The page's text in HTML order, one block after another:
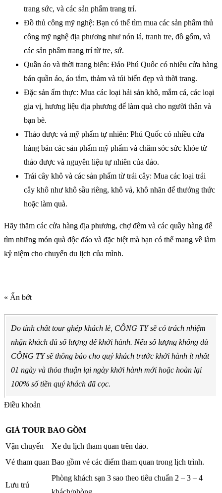
trang sức, và các sản phẩm trang trí.
Đồ thủ công mỹ nghệ: Bạn có thể tìm mua các sản phẩm thủ
công mỹ nghệ địa phương như nón lá, tranh tre, đồ gốm, và
các sản phẩm trang trí từ tre, sứ.
Quần áo và thời trang biển: Đảo Phú Quốc có nhiều cửa hàng
bán quần áo, áo tắm, thảm và túi biển đẹp và thời trang.
Đặc sản ẩm thực: Mua các loại hải sản khô, mắm cá, các loại
gia vị, hương liệu địa phương để làm quà cho người thân và
bạn bè.
Thảo dược và mỹ phẩm tự nhiên: Phú Quốc có nhiều cửa
hàng bán các sản phẩm mỹ phẩm và chăm sóc sức khỏe từ
thảo dược và nguyên liệu tự nhiên của đảo.
Trái cây khô và các sản phẩm từ trái cây: Mua các loại trái
cây khô như khô sầu riêng, khô vả, khô nhãn để thưởng thức
hoặc làm quà.
Hãy thăm các cửa hàng địa phương, chợ đêm và các quầy hàng để
tìm những món quà độc đáo và đặc biệt mà bạn có thể mang về làm
kỷ niệm cho chuyến du lịch của mình.
« Ẩn bớt
Do tính chất tour ghép khách lẻ, CÔNG TY sẽ có trách nhiệm
nhận khách đủ số lượng để khởi hành. Nếu số lượng không đủ
CÔNG TY sẽ thông báo cho quý khách trước khởi hành ít nhất
01 ngày và thỏa thuận lại ngày khởi hành mới hoặc hoàn lại
100% số tiền quý khách đã cọc.
Điều khoản
GIÁ TOUR BAO GỒM
Vận chuyển
Xe du lịch tham quan trên đảo.
Vé tham quan Bao gồm vé các điểm tham quan trong lịch trình.
Lưu trú
Phòng khách sạn 3 sao theo tiêu chuẩn 2 – 3 – 4